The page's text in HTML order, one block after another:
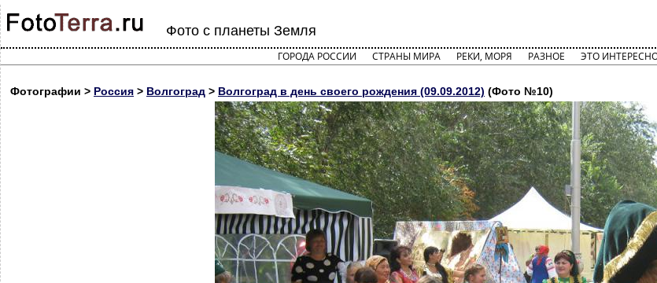
Фото с планеты Земля
ГОРОДА РОССИИ СТРАНЫ МИРА РЕКИ, МОРЯ РАЗНОЕ ЭТО
Фотографии > Россия > Волгоград > Волгоград в день своего рождения (09.09.2012) (Фото №10)